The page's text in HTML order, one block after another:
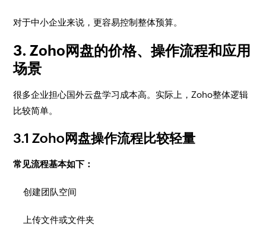
对于中小企业来说，更容易控制整体预算。
3. Zoho网盘的价格、操作流程和应用
场景
很多企业担心国外云盘学习成本高。实际上，Zoho整体逻辑
比较简单。
3.1 Zoho网盘操作流程比较轻量
常见流程基本如下：
创建团队空间
上传文件或文件夹